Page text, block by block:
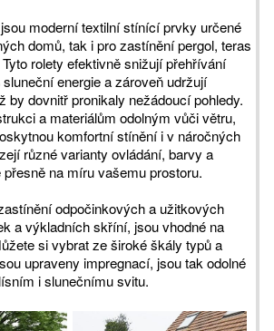
jsou moderní textilní stínící prvky určené
domů, tak i pro zastínění pergol, teras
rolety efektivně snižují přehřívání
energie a zároveň udržují
by dovnitř pronikaly nežádoucí pohledy.
a materiálům odolným vůči větru,
komfortní stínění i v náročných
různé varianty ovládání, barvy a
na míru vašemu prostoru.
odpočinkových a užitkových
a výkladních skříní, jsou vhodné na
si vybrat ze široké škály typů a
upraveny impregnací, jsou tak odolné
i slunečnímu svitu.